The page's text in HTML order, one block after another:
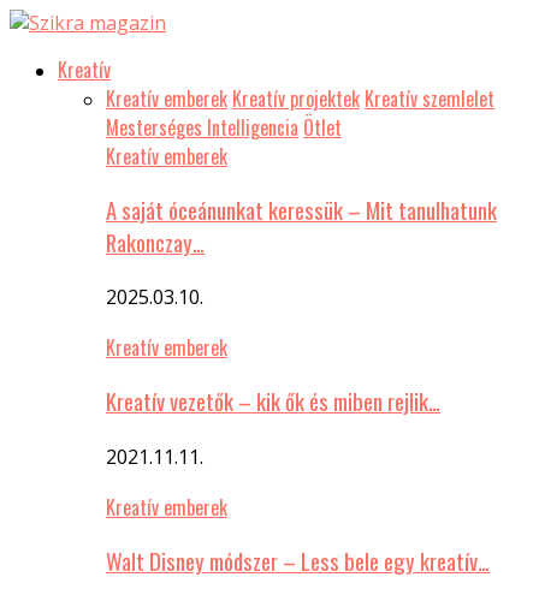
Kreatív
Kreatív emberek Kreatív projektek Kreatív szemlelet
Mesterséges Intelligencia Ötlet
Kreatív emberek
A saját óceánunkat keressük – Mit tanulhatunk
Rakonczay…
2025.03.10.
Kreatív emberek
Kreatív vezetők – kik ők és miben rejlik…
2021.11.11.
Kreatív emberek
Walt Disney módszer – Less bele egy kreatív…